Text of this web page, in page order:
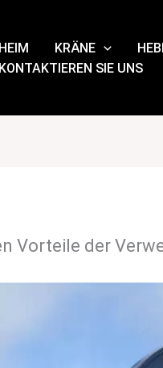
HEIM KRÄNE
KONTAKTIEREN SIE UNS
Vorteile der